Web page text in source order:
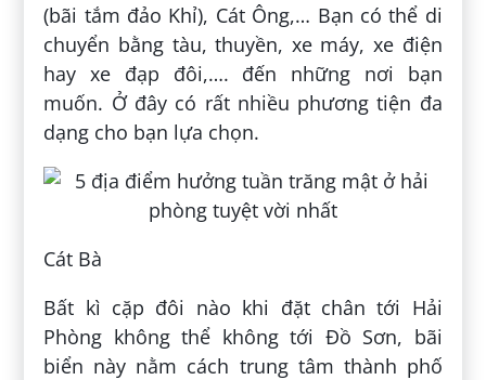
(bãi tắm đảo Khỉ), Cát Ông,… Bạn có thể di
chuyển bằng tàu, thuyền, xe máy, xe điện
hay xe đạp đôi,…. đến những nơi bạn
muốn. Ở đây có rất nhiều phương tiện đa
dạng cho bạn lựa chọn.
Cát Bà
Bất kì cặp đôi nào khi đặt chân tới Hải
Phòng không thể không tới Đồ Sơn, bãi
biển này nằm cách trung tâm thành phố